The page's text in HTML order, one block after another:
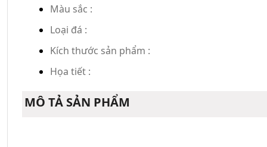
Màu sắc :
Loại đá :
Kích thước sản phẩm :
Họa tiết :
MÔ TẢ SẢN PHẨM